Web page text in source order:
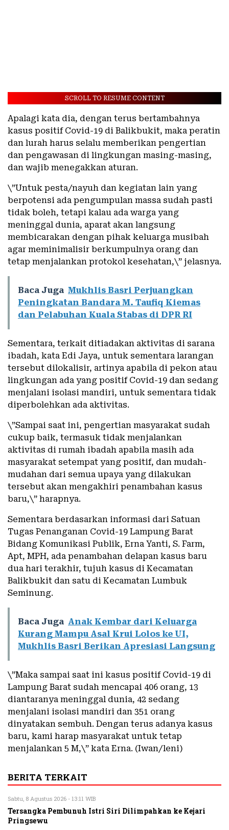
SCROLL TO RESUME CONTENT
Apalagi kata dia, dengan terus bertambahnya
kasus positif Covid-19 di Balikbukit, maka peratin
dan lurah harus selalu memberikan pengertian
dan pengawasan di lingkungan masing-masing,
dan wajib menegakkan aturan.
\”Untuk pesta/nayuh dan kegiatan lain yang
berpotensi ada pengumpulan massa sudah pasti
tidak boleh, tetapi kalau ada warga yang
meninggal dunia, aparat akan langsung
membicarakan dengan pihak keluarga musibah
agar meminimalisir berkumpulnya orang dan
tetap menjalankan protokol kesehatan,\” jelasnya.
Baca Juga Mukhlis Basri Perjuangkan
Peningkatan Bandara M. Taufiq Kiemas
dan Pelabuhan Kuala Stabas di DPR RI
Sementara, terkait ditiadakan aktivitas di sarana
ibadah, kata Edi Jaya, untuk sementara larangan
tersebut dilokalisir, artinya apabila di pekon atau
lingkungan ada yang positif Covid-19 dan sedang
menjalani isolasi mandiri, untuk sementara tidak
diperbolehkan ada aktivitas.
\”Sampai saat ini, pengertian masyarakat sudah
cukup baik, termasuk tidak menjalankan
aktivitas di rumah ibadah apabila masih ada
masyarakat setempat yang positif, dan mudah-
mudahan dari semua upaya yang dilakukan
tersebut akan mengakhiri penambahan kasus
baru,\” harapnya.
Sementara berdasarkan informasi dari Satuan
Tugas Penanganan Covid-19 Lampung Barat
Bidang Komunikasi Publik, Erna Yanti, S. Farm,
Apt, MPH, ada penambahan delapan kasus baru
dua hari terakhir, tujuh kasus di Kecamatan
Balikbukit dan satu di Kecamatan Lumbuk
Seminung.
Baca Juga Anak Kembar dari Keluarga
Kurang Mampu Asal Krui Lolos ke UI,
Mukhlis Basri Berikan Apresiasi Langsung
\”Maka sampai saat ini kasus positif Covid-19 di
Lampung Barat sudah mencapai 406 orang, 13
diantaranya meninggal dunia, 42 sedang
menjalani isolasi mandiri dan 351 orang
dinyatakan sembuh. Dengan terus adanya kasus
baru, kami harap masyarakat untuk tetap
menjalankan 5 M,\” kata Erna. (Iwan/leni)
BERITA TERKAIT
Sabtu, 8 Agustus 2026 - 13:11 WIB
Tersangka Pembunuh Istri Siri Dilimpahkan ke Kejari
Pringsewu